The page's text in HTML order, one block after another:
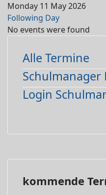
Monday 11 May 2026
Following Day
No events were found
Alle Termine
Schulmanager
Login
kommende